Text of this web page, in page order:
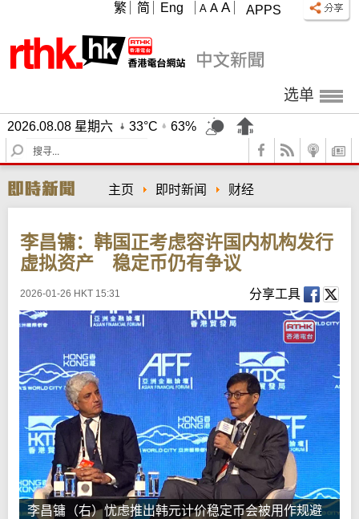
APPS
A A A
繁 简 Eng
选单
2026.08.08 星期六 33°C
63%
S
e
r
c
主页 即时新闻 财经
李昌镛：韩国正考虑容许国内机构发行
虚拟资产 稳定币仍有争议
2026-01-26 HKT 15:31 分享工具
李昌镛（右）忧虑推出韩元计价稳定币会被用作规避